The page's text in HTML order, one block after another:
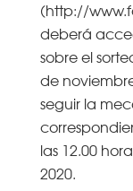
(http://
deberá
sobre el
de
seguir la
las 12.00
2020.